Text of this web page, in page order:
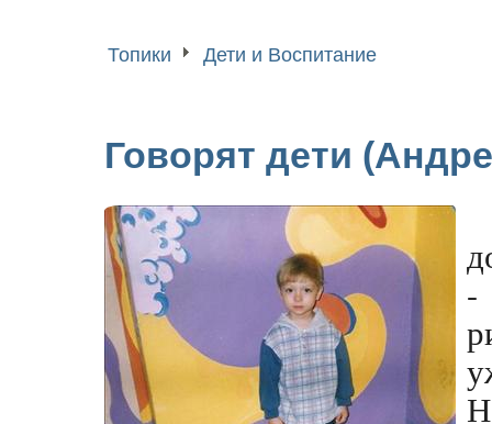
Топики Дети и Воспитание
Говорят дети
-